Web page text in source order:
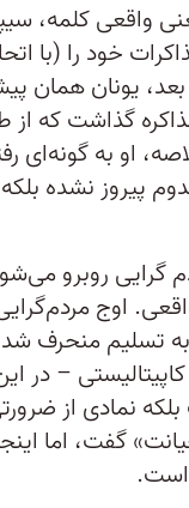
واقعی کلمه،
خود را (با
یونان همان
مذاکره گذاشت که
او به گونه‌ای
پیروز نشده
گرایی روبرو
اوج
به تسلیم منحرف
– در
نمادی از
گفت، اما